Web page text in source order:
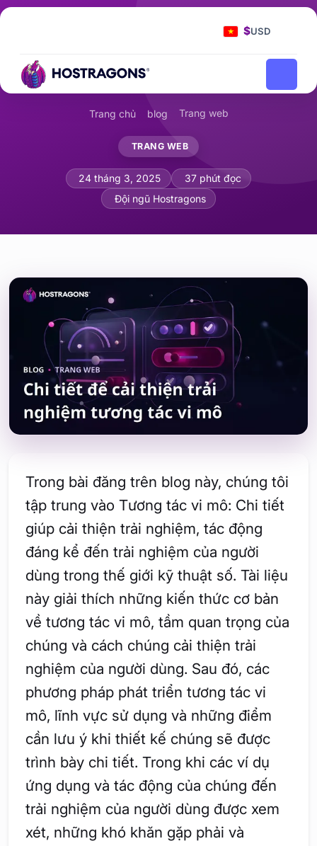
$USD
Trang chủ blog Trang web
TRANG WEB
Chi tiết để cải thiện trải nghiệm tương
24 tháng 3, 2025
37 phút đọc
Đội ngũ Hostragons
Trong bài đăng trên blog này, chúng tôi
tập trung vào Tương tác vi mô: Chi tiết
giúp cải thiện trải nghiệm, tác động
đáng kể đến trải nghiệm của người
dùng trong thế giới kỹ thuật số. Tài liệu
này giải thích những kiến thức cơ bản
về tương tác vi mô, tầm quan trọng của
chúng và cách chúng cải thiện trải
nghiệm của người dùng. Sau đó, các
phương pháp phát triển tương tác vi
mô, lĩnh vực sử dụng và những điểm
cần lưu ý khi thiết kế chúng sẽ được
trình bày chi tiết. Trong khi các ví dụ
ứng dụng và tác động của chúng đến
trải nghiệm của người dùng được xem
xét, những khó khăn gặp phải và